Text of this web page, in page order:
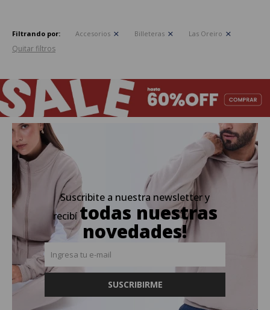
Filtrando por: Accesorios Billeteras Las Oreiro
Quitar filtros
Suscribite a nuestra newsletter y
recibí todas nuestras
novedades!
SUSCRIBIRME